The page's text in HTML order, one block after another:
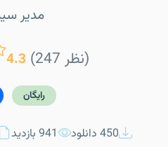
مدیر
4.3 (247 نظر)
رایگان
450 دانلود 941 بازدید